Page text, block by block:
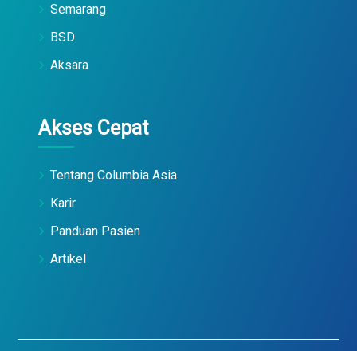
Semarang
BSD
Aksara
Akses Cepat
Tentang Columbia Asia
Karir
Panduan Pasien
Artikel